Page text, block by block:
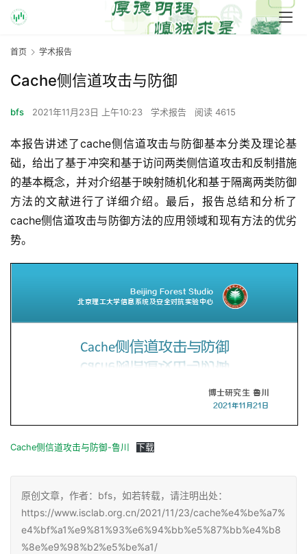
首页 学术报告
Cache侧信道攻击与防御
bfs 2021年11月23日 上午10:23 学术报告 阅读 4615
本报告讲述了cache侧信道攻击与防御基本分类及理论基
础，给出了基于冲突和基于访问两类侧信道攻击和反制措施
的基本概念，并对介绍基于映射随机化和基于隔离两类防御
方法的文献进行了详细介绍。最后，报告总结和分析了
cache侧信道攻击与防御方法的应用领域和现有方法的优劣
势。
Cache侧信道攻击与防御-鲁川 下载
原创文章，作者：bfs，如若转载，请注明出处：
https://www.isclab.org.cn/2021/11/23/cache%e4%be%a7%
e4%bf%a1%e9%81%93%e6%94%bb%e5%87%bb%e4%b8
%8e%e9%98%b2%e5%be%a1/